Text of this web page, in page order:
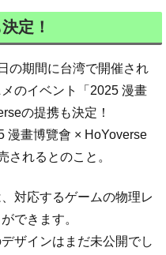
定！
の期間に台湾で開催され
のイベント「2025 漫畫
の提携も決定！
漫畫博覽會 × HoYoverse
されるとのこと。
対応するゲームの物理レ
できます。
ザインはまだ未公開でし